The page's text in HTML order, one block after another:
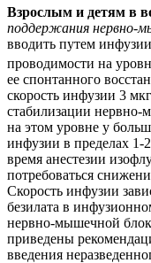
Взрослым и детям в
поддержания нервно-
вводить путем
проводимости на
ее спонтанного
скорость инфузии 3
стабилизации
на этом уровне у
инфузии в пределах 1-
время анестезии
потребоваться
Скорость инфузии
безилата в
нервно-мышечной
приведены
введения